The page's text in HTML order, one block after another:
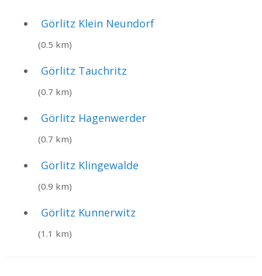
Görlitz Klein Neundorf
(0.5 km)
Görlitz Tauchritz
(0.7 km)
Görlitz Hagenwerder
(0.7 km)
Görlitz Klingewalde
(0.9 km)
Görlitz Kunnerwitz
(1.1 km)